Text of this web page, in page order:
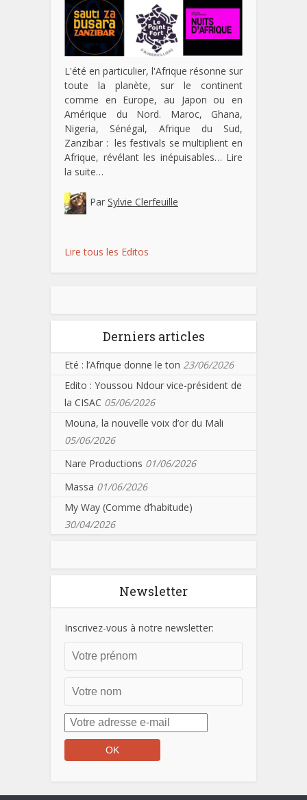
L'été en particulier, l'Afrique résonne sur
toute la planète, sur le continent
comme en Europe, au Japon ou en
Amérique du Nord. Maroc, Ghana,
Nigeria, Sénégal, Afrique du Sud,
Zanzibar : les festivals se multiplient en
Afrique, révélant les inépuisables… Lire
la suite…
Par Sylvie Clerfeuille
Lire tous les Editos
Derniers articles
Eté : l’Afrique donne le ton 23/06/2026
Edito : Youssou Ndour vice-président de
la CISAC 05/06/2026
Mouna, la nouvelle voix d’or du Mali
05/06/2026
Nare Productions 01/06/2026
Massa 01/06/2026
My Way (Comme d’habitude)
30/04/2026
Newsletter
Inscrivez-vous à notre newsletter: